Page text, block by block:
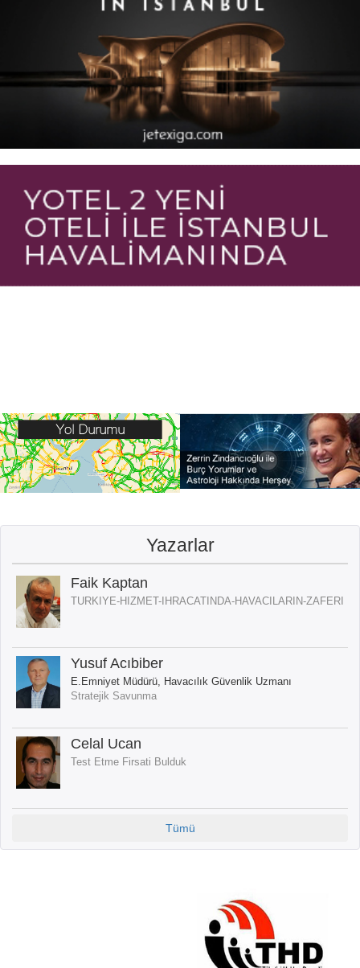
Yazarlar
Faik Kaptan
TURKIYE-HIZMET-IHRACATINDA-HAVACILARIN-ZAFERI
Yusuf Acıbiber
E.Emniyet Müdürü, Havacılık Güvenlik Uzmanı
Stratejik Savunma
Celal Ucan
Test Etme Firsati Bulduk
Tümü